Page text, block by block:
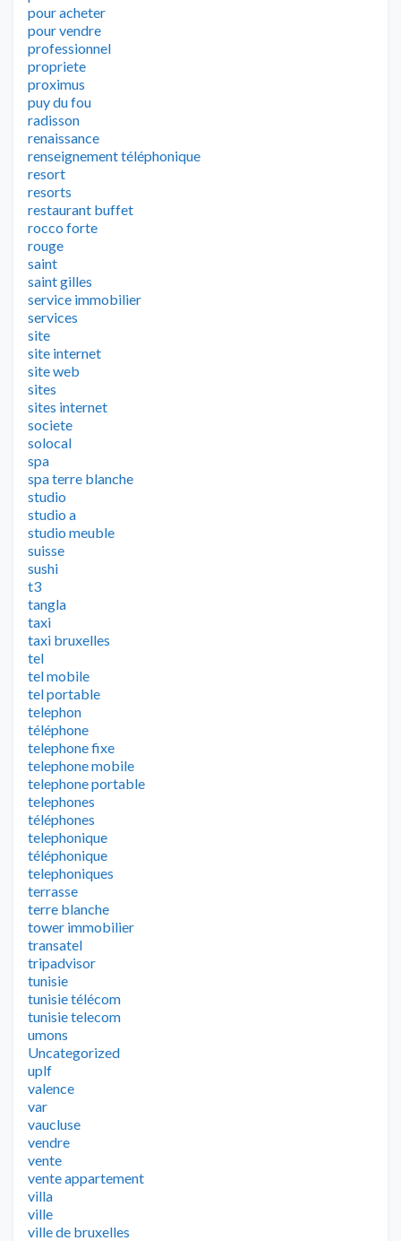
pour acheter
pour vendre
professionnel
propriete
proximus
puy du fou
radisson
renaissance
renseignement téléphonique
resort
resorts
restaurant buffet
rocco forte
rouge
saint
saint gilles
service immobilier
services
site
site internet
site web
sites
sites internet
societe
solocal
spa
spa terre blanche
studio
studio a
studio meuble
suisse
sushi
t3
tangla
taxi
taxi bruxelles
tel
tel mobile
tel portable
telephon
téléphone
telephone fixe
telephone mobile
telephone portable
telephones
téléphones
telephonique
téléphonique
telephoniques
terrasse
terre blanche
tower immobilier
transatel
tripadvisor
tunisie
tunisie télécom
tunisie telecom
umons
Uncategorized
uplf
valence
var
vaucluse
vendre
vente
vente appartement
villa
ville
ville de bruxelles